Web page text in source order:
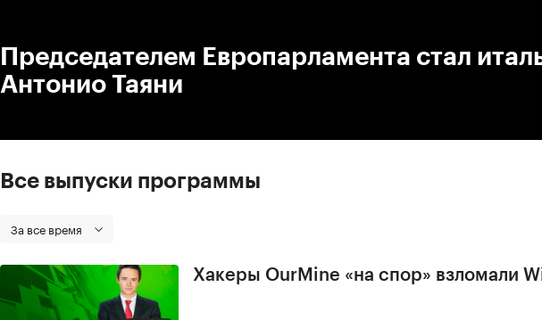
Председателем Европарламента стал
Антонио Таяни
Все выпуски программы
За все время
Хакеры OurMine «на спор» взломали